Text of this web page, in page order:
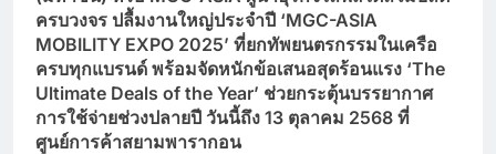
ครบวงจร ปลื้มงานใหญ่ประจำปี ‘MGC-ASIA
MOBILITY EXPO 2025’ ที่ยกทัพยนตรกรรมในเครือ
ครบทุกแบรนด์ พร้อมจัดหนักข้อเสนอสุดร้อนแรง ‘The
Ultimate Deals of the Year’ ช่วยกระตุ้นบรรยากาศ
การใช้จ่ายช่วงปลายปี วันนี้ถึง 13 ตุลาคม 2568 ที่
ศูนย์การค้าสยามพารากอน